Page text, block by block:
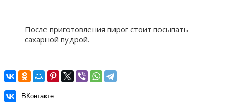
После приготовления пирог стоит посыпать
сахарной пудрой.
ВКонтакте